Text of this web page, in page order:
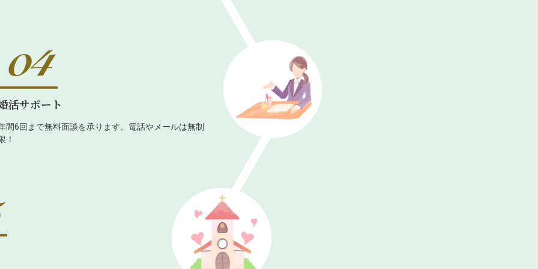
活サポート
間6回まで無料面談を承ります。電話やメールは無制
！